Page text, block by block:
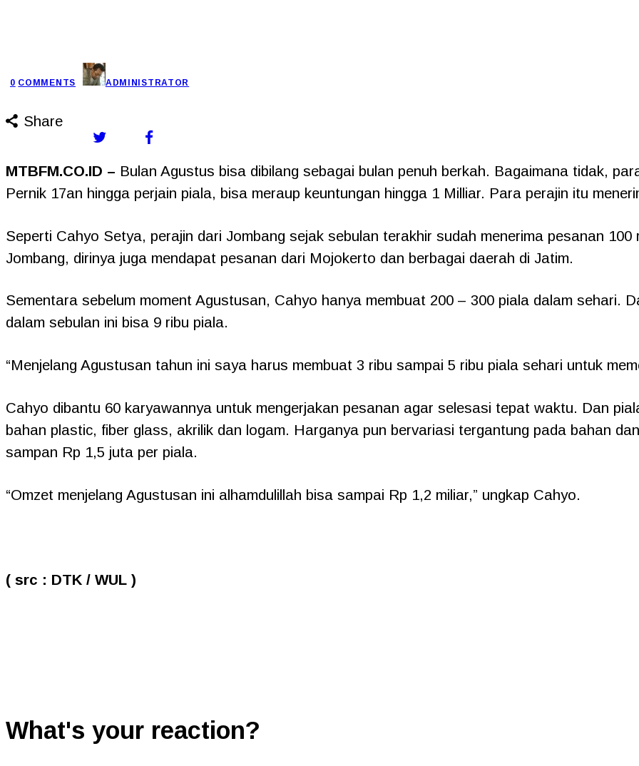
0 COMMENTS ADMINISTRATOR
Share
MTBFM.CO.ID – Bulan Agustus bisa dibilang sebagai bulan penuh berkah. Bagaimana tidak,
Pernik 17an hingga perjain piala, bisa meraup keuntungan hingga 1 Milliar. Para perajin itu
Seperti Cahyo Setya, perajin dari Jombang sejak sebulan terakhir sudah menerima pesanan
Jombang, dirinya juga mendapat pesanan dari Mojokerto dan berbagai daerah di Jatim.
Sementara sebelum moment Agustusan, Cahyo hanya membuat 200 – 300 piala dalam sehari.
dalam sebulan ini bisa 9 ribu piala.
“Menjelang Agustusan tahun ini saya harus membuat 3 ribu sampai 5 ribu piala sehari untuk
Cahyo dibantu 60 karyawannya untuk mengerjakan pesanan agar selesasi tepat waktu. Dan
bahan plastic, fiber glass, akrilik dan logam. Harganya pun bervariasi tergantung pada bahan
sampan Rp 1,5 juta per piala.
“Omzet menjelang Agustusan ini alhamdulillah bisa sampai Rp 1,2 miliar,” ungkap Cahyo.
( src : DTK / WUL )
What's your reaction?